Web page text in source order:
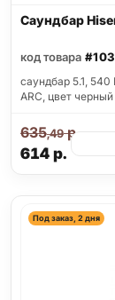
Саундбар
код товара
саундбар 5.1,
ARC, цвет черный
614р.
635,49р.
Под заказ, 2 дня